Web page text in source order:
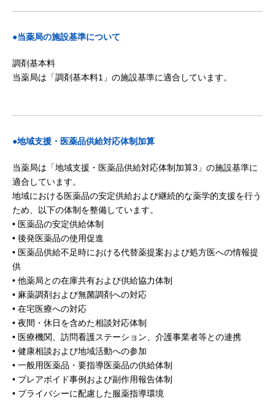
●当薬局の施設基準について
調剤基本料
当薬局は「調剤基本料1」の施設基準に適合しています。
●地域支援・医薬品供給対応体制加算
当薬局は「地域支援・医薬品供給対応体制加算3」の施設基準に
適合しています。
地域における医薬品の安定供給および継続的な薬学的支援を行う
ため、以下の体制を整備しています。
• 医薬品の安定供給体制
• 後発医薬品の使用促進
• 医薬品供給不足時における代替薬提案および処方医への情報提
供
• 他薬局との在庫共有および供給協力体制
• 麻薬調剤および無菌調剤への対応
• 在宅医療への対応
• 夜間・休日を含めた相談対応体制
• 医療機関、訪問看護ステーション、介護事業者等との連携
• 健康相談および地域活動への参加
• 一般用医薬品・要指導医薬品の供給体制
• プレアボイド事例および副作用報告体制
• プライバシーに配慮した服薬指導環境